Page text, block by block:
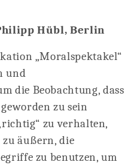
Hübl, Berlin
„Moralspektakel“
und
die Beobachtung, dass
zu sein
zu verhalten,
äußern, die
zu benutzen, um